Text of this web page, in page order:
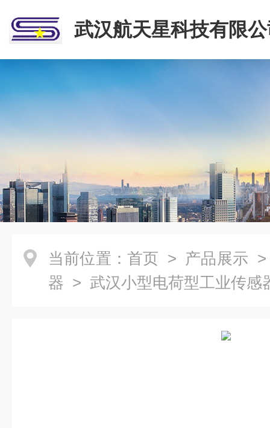
武汉航天星科技有限
当前位置： 首页 > 产品展示
器 > 武汉小型电荷型工业传感